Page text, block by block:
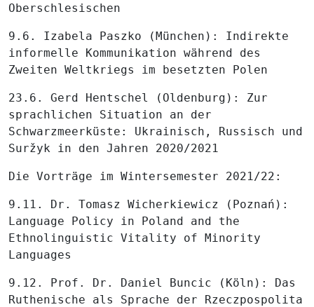
Oberschlesischen
9.6. Izabela Paszko (München): Indirekte
informelle Kommunikation während des
Zweiten Weltkriegs im besetzten Polen
23.6. Gerd Hentschel (Oldenburg): Zur
sprachlichen Situation an der
Schwarzmeerküste: Ukrainisch, Russisch und
Suržyk in den Jahren 2020/2021
Die Vorträge im Wintersemester 2021/22:
9.11. Dr. Tomasz Wicherkiewicz (Poznań):
Language Policy in Poland and the
Ethnolinguistic Vitality of Minority
Languages
9.12. Prof. Dr. Daniel Buncic (Köln): Das
Ruthenische als Sprache der Rzeczpospolita